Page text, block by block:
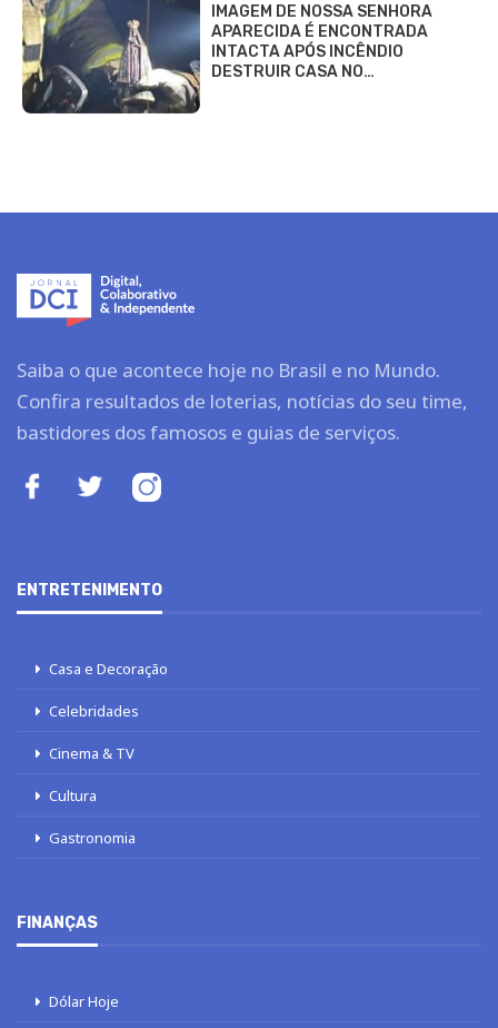
IMAGEM DE NOSSA SENHORA
APARECIDA É ENCONTRADA
INTACTA APÓS INCÊNDIO
DESTRUIR CASA NO…
Saiba o que acontece hoje no Brasil e no Mundo.
Confira resultados de loterias, notícias do seu time,
bastidores dos famosos e guias de serviços.
ENTRETENIMENTO
Casa e Decoração
Celebridades
Cinema & TV
Cultura
Gastronomia
FINANÇAS
Dólar Hoje